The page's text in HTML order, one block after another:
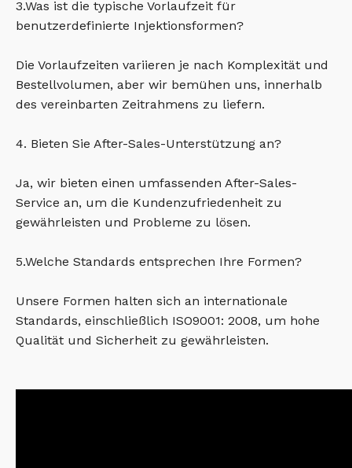
3.Was ist die typische Vorlaufzeit für
benutzerdefinierte Injektionsformen?
Die Vorlaufzeiten variieren je nach Komplexität und
Bestellvolumen, aber wir bemühen uns, innerhalb
des vereinbarten Zeitrahmens zu liefern.
4. Bieten Sie After-Sales-Unterstützung an?
Ja, wir bieten einen umfassenden After-Sales-
Service an, um die Kundenzufriedenheit zu
gewährleisten und Probleme zu lösen.
5.Welche Standards entsprechen Ihre Formen?
Unsere Formen halten sich an internationale
Standards, einschließlich ISO9001: 2008, um hohe
Qualität und Sicherheit zu gewährleisten.